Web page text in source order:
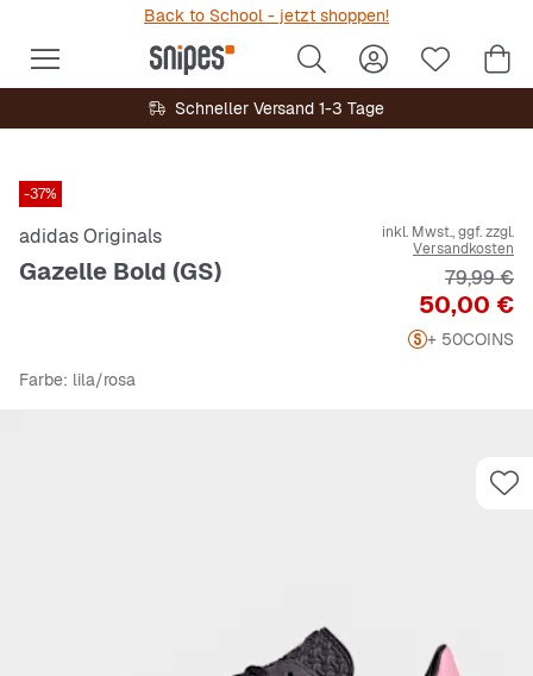
Back to School - jetzt shoppen!
Schneller Versand 1-3 Tage
-37%
adidas Originals
Gazelle Bold (GS)
inkl. Mwst., ggf. zzgl.
Versandkosten
Preis
50,00 €
79,99 €
+ 50COINS
Farbe: lila/rosa